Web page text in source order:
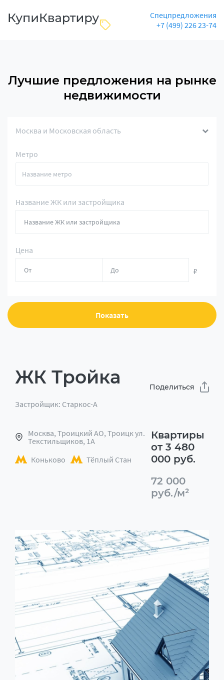
Спецпредложения
+7 (499) 226 23-74
Лучшие предложения на рынке
недвижимости
Москва и Московская область
Метро
Название ЖК или застройщика
Цена
₽
Показать
ЖК Тройка
Застройщик: Старкос-А
Поделиться
Москва, Троицкий АО, Троицк ул.
Текстильщиков, 1А
Коньково
Тёплый Стан
Квартиры
от 3 480
000 руб.
72 000
руб./м²